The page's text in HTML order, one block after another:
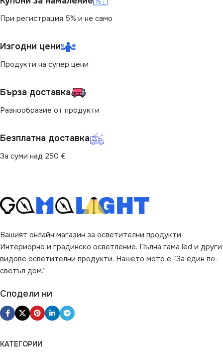
860
СТЕПЕН НА ЗАЩИТА
ДИМИРАНЕ
ЦВЯТ сив
ФОРМА
НАЧИН НА МОНТАЖ
Повърхностен
При регистрация 5% и не само
Изгодни цени
Продукти на супер цени
Бърза доставка
Разнообразие от продукти
Безплатна доставка
За суми над 250 €
Вашият онлайн магазин за осветителни продукти.
Интериорно и градинско осветление. Пълна гама led и други
видове осветителни продукти. Нашето мото е “За един по-
светъл дом.”
Сподели ни
КАТЕГОРИИ